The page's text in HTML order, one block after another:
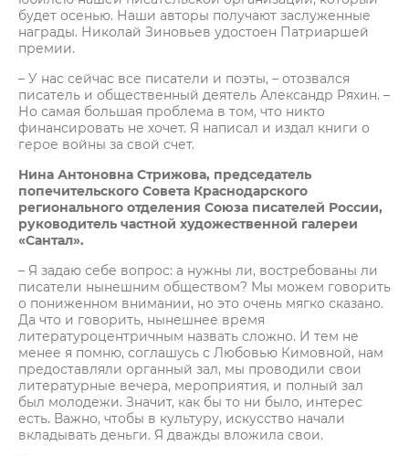
будет осенью. Наши авторы получают заслуженные
награды. Николай Зиновьев удостоен Патриаршей
премии.
– У нас сейчас все писатели и поэты, – отозвался
писатель и общественный деятель Александр Ряхин. –
Но самая большая проблема в том, что никто
финансировать не хочет. Я написал и издал книги о
герое войны за свой счет.
Нина Антоновна Стрижова, председатель
попечительского Совета Краснодарского
регионального отделения Союза писателей России,
руководитель частной художественной галереи
«Сантал».
– Я задаю себе вопрос: а нужны ли, востребованы ли
писатели нынешним обществом? Мы можем говорить
о пониженном внимании, но это очень мягко сказано.
Да что и говорить, нынешнее время
литературоцентричным назвать сложно. И тем не
менее я помню, соглашусь с Любовью Кимовной, нам
предоставляли органный зал, мы проводили свои
литературные вечера, мероприятия, и полный зал
был молодежи. Значит, как бы то ни было, интерес
есть. Важно, чтобы в культуру, искусство начали
вкладывать деньги. Я дважды вложила свои.